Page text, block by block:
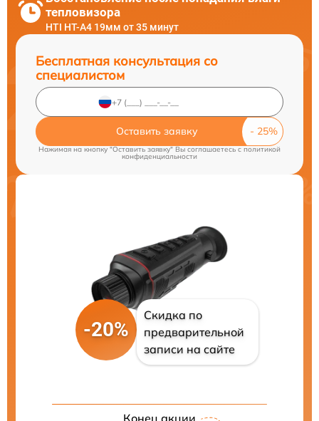
тепловизора
HTI HT-A4 19мм от 35 минут
Бесплатная консультация со
специалистом
Оставить заявку
Нажимая на кнопку "Оставить заявку" Вы соглашаетесь cполитикой
конфиденциальности
-20%
Скидка по
предварительной
записи на сайте
Конец акции